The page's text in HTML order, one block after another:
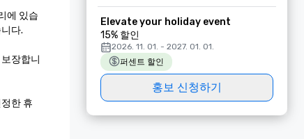
에 있습
다.
장합니
한 휴
Elevate your holiday event
15% 할인
2026. 11. 01. - 2027. 01. 01.
퍼센트 할인
홍보 신청하기